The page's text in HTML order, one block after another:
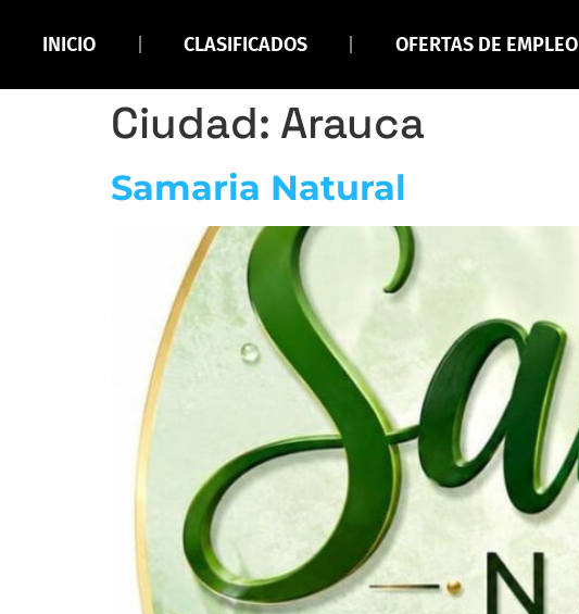
INICIO CLASIFICADOS OFERTAS DE EMPLEO
Ciudad: Arauca
Samaria Natural